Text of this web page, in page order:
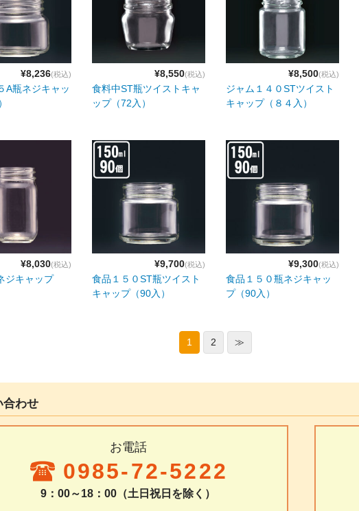
¥8,236(税込)
A瓶ネジキャッ
¥8,550(税込)
食料中ST瓶ツイストキャ
ップ（72入）
¥8,500(税込)
ジャム１４０STツイスト
キャップ（８４入）
¥8,030(税込)
ジキャップ
¥9,700(税込)
食品１５０ST瓶ツイスト
キャップ（90入）
¥9,300(税込)
食品１５０瓶ネジキャッ
プ（90入）
1 2 ≫
合わせ
お電話
0985-72-5222
9：00～18：00（土日祝日を除く）